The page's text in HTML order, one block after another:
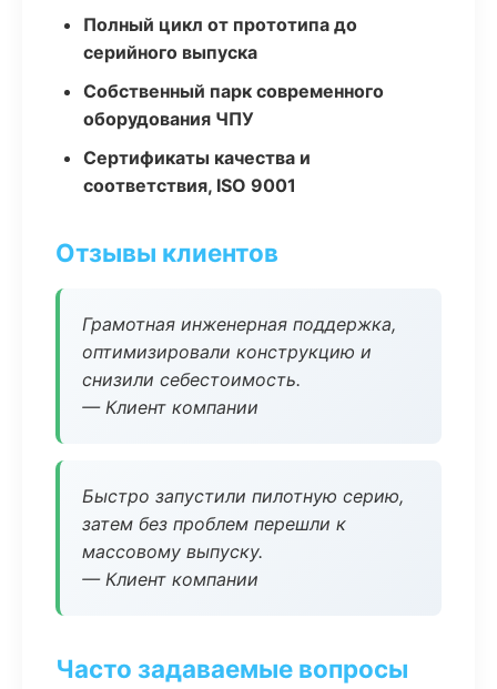
Полный цикл от прототипа до
серийного выпуска
Собственный парк современного
оборудования ЧПУ
Сертификаты качества и
соответствия, ISO 9001
Отзывы клиентов
Грамотная инженерная поддержка,
оптимизировали конструкцию и
снизили себестоимость.
— Клиент компании
Быстро запустили пилотную серию,
затем без проблем перешли к
массовому выпуску.
— Клиент компании
Часто задаваемые вопросы